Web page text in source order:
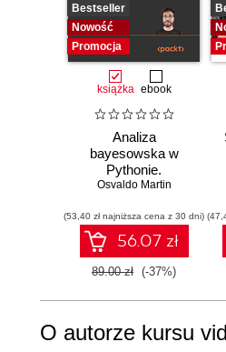
Bestseller
Nowość
Promocja
książka ebook
Analiza
bayesowska w
Pythonie.
Praktyczny
modelowaniu
probabilistycznym.
Wydanie III
Osvaldo Martin
(53,40 zł najniższa cena z 30 dni)
56.07 zł
89.00 zł (-37%)
O autorze kursu